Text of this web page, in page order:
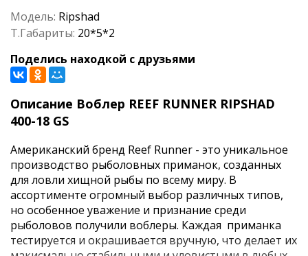
Модель: Ripshad
Т.Габариты: 20*5*2
Поделись находкой с друзьями
Описание Воблер REEF RUNNER RIPSHAD
400-18 GS
Американский бренд Reef Runner - это уникальное
производство рыболовных приманок, созданных
для ловли хищной рыбы по всему миру. В
ассортименте огромный выбор различных типов,
но особенное уважение и признание среди
рыболовов получили воблеры. Каждая приманка
тестируется и окрашивается вручную, что делает их